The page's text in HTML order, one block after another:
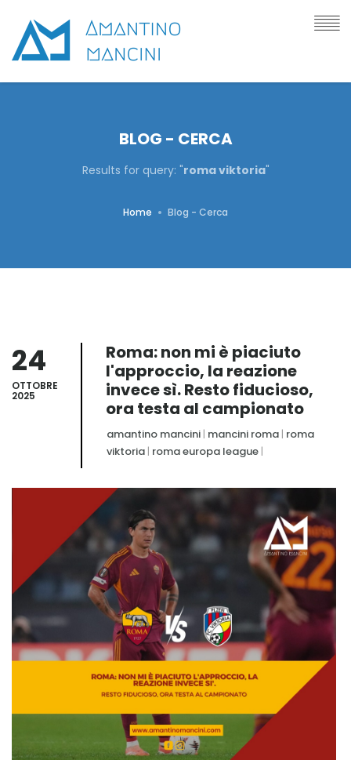
BLOG - CERCA
Results for query: "roma viktoria"
Home Blog - Cerca
24
OTTOBRE
2025
Roma: non mi è piaciuto
l'approccio, la reazione
invece sì. Resto fiducioso,
ora testa al campionato
amantino mancini | mancini roma | roma
viktoria | roma europa league |